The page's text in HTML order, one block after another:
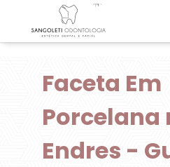
Faceta Em
Porcelana
Endres -